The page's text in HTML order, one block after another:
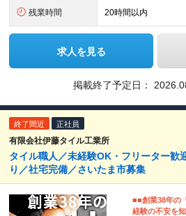
残業時間 20時間以内
求人を見る
掲載終了予定日：
終了間近 正社員
有限会社伊藤タイル工業所
タイル職人／未経験OK・フリーター歓
り／社宅完備／さいたま市募集
■■創業38年の
経験の不安を